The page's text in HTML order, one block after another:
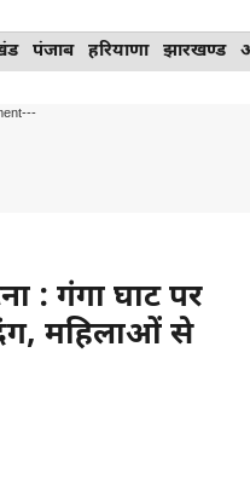
पंजाब हरियाणा झारखण्ड
: गंगा घाट पर
महिलाओं से